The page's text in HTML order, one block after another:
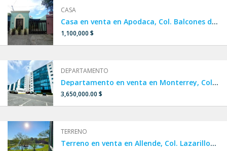
CASA
Casa en venta en Apodaca, Col. Balcones de Huinalá.
1,100,000 $
DEPARTAMENTO
Departamento en venta en Monterrey, Col. Cumbres Oro.
3,650,000.00 $
TERRENO
Terreno en venta en Allende, Col. Lazarillos de arriba.